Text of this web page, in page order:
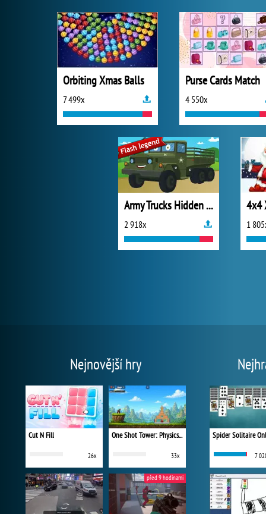
Orbiting Xmas Balls
7 499x
Purse Cards Match
4 550x
Army Trucks Hidden Letters
2 918x
4x4
1
Nejnovější hry
Cut N Fill
26x
One Shot Tower: Physics Destroyer
33x
před 9 hodinami
Spider Solitaire
7